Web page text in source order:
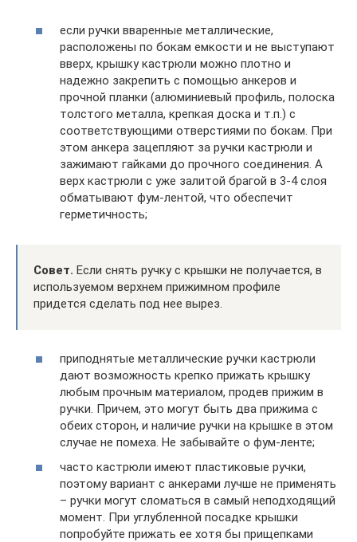
если ручки вваренные металлические,
расположены по бокам емкости и не выступают
вверх, крышку кастрюли можно плотно и
надежно закрепить с помощью анкеров и
прочной планки (алюминиевый профиль, полоска
толстого металла, крепкая доска и т.п.) с
соответствующими отверстиями по бокам. При
этом анкера зацепляют за ручки кастрюли и
зажимают гайками до прочного соединения. А
верх кастрюли с уже залитой брагой в 3-4 слоя
обматывают фум-лентой, что обеспечит
герметичность;
Совет. Если снять ручку с крышки не получается, в
используемом верхнем прижимном профиле
придется сделать под нее вырез.
приподнятые металлические ручки кастрюли
дают возможность крепко прижать крышку
любым прочным материалом, продев прижим в
ручки. Причем, это могут быть два прижима с
обеих сторон, и наличие ручки на крышке в этом
случае не помеха. Не забывайте о фум-ленте;
часто кастрюли имеют пластиковые ручки,
поэтому вариант с анкерами лучше не применять
– ручки могут сломаться в самый неподходящий
момент. При углубленной посадке крышки
попробуйте прижать ее хотя бы прищепками